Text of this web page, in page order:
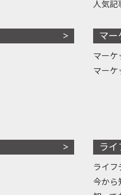
人気記
マー
マーケ
マーケ
ラ
ライフ
今から